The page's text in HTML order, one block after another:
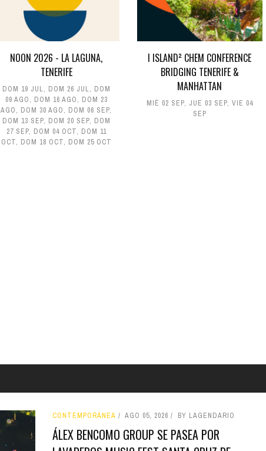
NOON 2026 - LA LAGUNA,
TENERIFE
DOM 19 JUL, DOM 26 JUL, DOM
09 AGO, DOM 16 AGO, DOM 23
AGO, DOM 30 AGO, DOM 06 SEP,
DOM 13 SEP, DOM 20 SEP, DOM
27 SEP, DOM 04 OCT, DOM 11
OCT, DOM 18 OCT, DOM 25 OCT
I ISLAND² CHEM CONFERENCE
BRIDGING TENERIFE &
MANHATTAN
MIÉ 02 SEP, JUE 03 SEP, VIE 04
SEP
CONTEMPORÁNEA AGO 05, 2026 BY LAGENDARIO
ÁLEX BENCOMO GROUP SE PASEA POR